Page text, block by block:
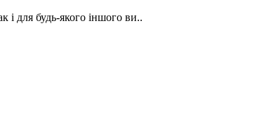
і для будь-якого іншого ви..